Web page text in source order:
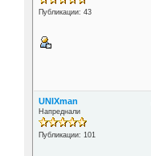
Публикации: 43
UNIXman
Напреднали
Публикации: 101